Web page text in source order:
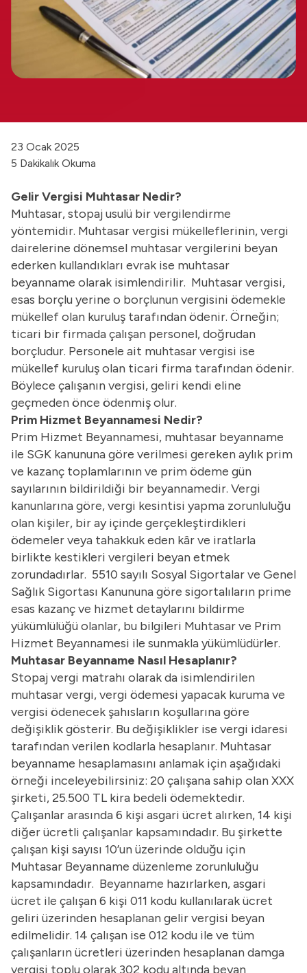
23 Ocak 2025
5 Dakikalık Okuma
Gelir Vergisi Muhtasar Nedir?
Muhtasar, stopaj usulü bir vergilendirme
yöntemidir. Muhtasar vergisi mükelleflerinin, vergi
dairelerine dönemsel muhtasar vergilerini beyan
ederken kullandıkları evrak ise muhtasar
beyanname olarak isimlendirilir. Muhtasar vergisi,
esas borçlu yerine o borçlunun vergisini ödemekle
mükellef olan kuruluş tarafından ödenir. Örneğin;
ticari bir firmada çalışan personel, doğrudan
borçludur. Personele ait muhtasar vergisi ise
mükellef kuruluş olan ticari firma tarafından ödenir.
Böylece çalışanın vergisi, geliri kendi eline
geçmeden önce ödenmiş olur.
Prim Hizmet Beyannamesi Nedir?
Prim Hizmet Beyannamesi, muhtasar beyanname
ile SGK kanununa göre verilmesi gereken aylık prim
ve kazanç toplamlarının ve prim ödeme gün
sayılarının bildirildiği bir beyannamedir. Vergi
kanunlarına göre, vergi kesintisi yapma zorunluluğu
olan kişiler, bir ay içinde gerçekleştirdikleri
ödemeler veya tahakkuk eden kâr ve iratlarla
birlikte kestikleri vergileri beyan etmek
zorundadırlar. 5510 sayılı Sosyal Sigortalar ve Genel
Sağlık Sigortası Kanununa göre sigortalıların prime
esas kazanç ve hizmet detaylarını bildirme
yükümlülüğü olanlar, bu bilgileri Muhtasar ve Prim
Hizmet Beyannamesi ile sunmakla yükümlüdürler.
Muhtasar Beyanname Nasıl Hesaplanır?
Stopaj vergi matrahı olarak da isimlendirilen
muhtasar vergi, vergi ödemesi yapacak kuruma ve
vergisi ödenecek şahısların koşullarına göre
değişiklik gösterir. Bu değişiklikler ise vergi idaresi
tarafından verilen kodlarla hesaplanır. Muhtasar
beyanname hesaplamasını anlamak için aşağıdaki
örneği inceleyebilirsiniz: 20 çalışana sahip olan XXX
şirketi, 25.500 TL kira bedeli ödemektedir.
Çalışanlar arasında 6 kişi asgari ücret alırken, 14 kişi
diğer ücretli çalışanlar kapsamındadır. Bu şirkette
çalışan kişi sayısı 10’un üzerinde olduğu için
Muhtasar Beyanname düzenleme zorunluluğu
kapsamındadır. Beyanname hazırlarken, asgari
ücret ile çalışan 6 kişi 011 kodu kullanılarak ücret
geliri üzerinden hesaplanan gelir vergisi beyan
edilmelidir. 14 çalışan ise 012 kodu ile ve tüm
çalışanların ücretleri üzerinden hesaplanan damga
vergisi toplu olarak 302 kodu altında beyan